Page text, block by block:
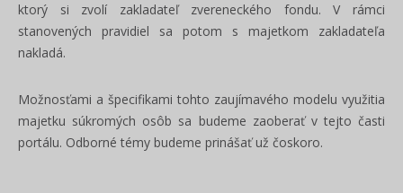
ktorý si zvolí zakladateľ zvereneckého fondu. V rámci
stanovených pravidiel sa potom s majetkom zakladateľa
nakladá.
Možnosťami a špecifikami tohto zaujímavého modelu využitia
majetku súkromých osôb sa budeme zaoberať v tejto časti
portálu. Odborné témy budeme prinášať už čoskoro.